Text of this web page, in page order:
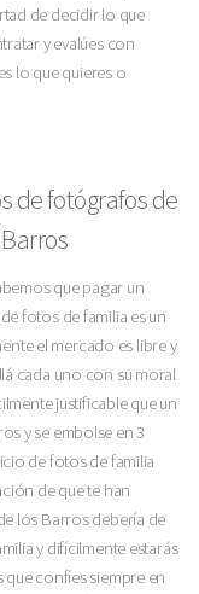
de decidir lo que
y evalúes con
lo que quieres o
de fotógrafos de
que pagar un
fotos de familia es un
el mercado es libre y
cada uno con su moral
justificable que un
y se embolse en 3
de fotos de familia
de que te han
los Barros debería de
y difícilmente estarás
confíes siempre en